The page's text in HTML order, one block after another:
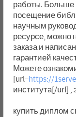
работы. Больше
посещение
научным
ресурсе, можно
заказа и
гарантией
Можете
[url=https://
института[/url] ,
купить диплом